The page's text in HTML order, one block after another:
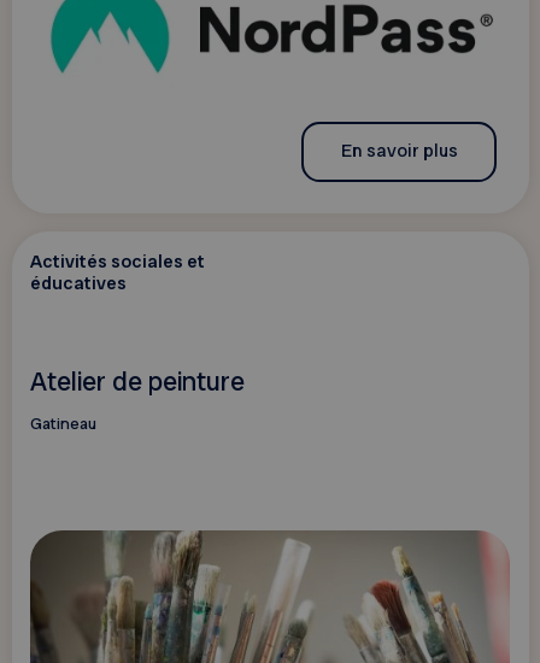
En savoir plus
Activités sociales et
éducatives
Atelier de peinture
Gatineau